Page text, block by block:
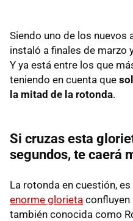
Siendo uno de los nuevos
instaló a finales de marzo
Y ya está entre los que
teniendo en cuenta que
la mitad de la rotonda.
Si cruzas esta
segundos, te caerá
La rotonda en cuestión, es
enorme glorieta confluyen
también conocida como